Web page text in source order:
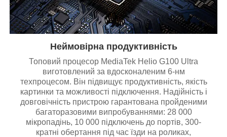
Неймовірна продуктивність
Топовий процесор MediaTek Helio G100 Ultra
виготовлений за вдосконаленим 6-нм
техпроцесом. Він підвищує продуктивність, якість
картинки та можливості підключення. Надійність і
довговічність пристрою гарантована пройденими
багаторазовими випробуваннями: 28 000
мікропадінь, 10 000 підключень до портів, 300-
кратні обертання під час їзди на роликах,